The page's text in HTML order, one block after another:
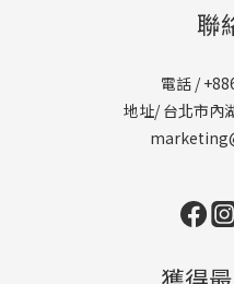
聯
電話 /
地址/ 台北市內